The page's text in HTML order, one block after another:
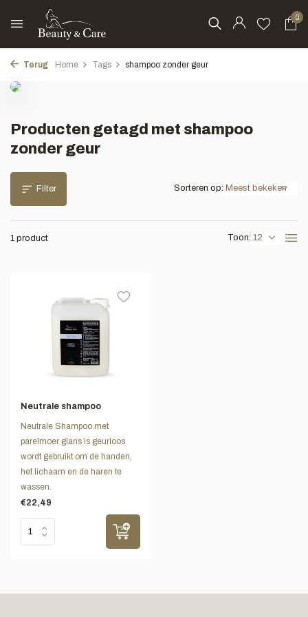
0
Terug Home Tags shampoo zonder geur
Producten getagd met shampoo
zonder geur
Filter
1 product Toon:
Sorteren op:
Neutrale shampoo
Neutrale Shampoo met
parelmoer glans is geurloos
wordt gebruikt om de handen,
het lichaam en de haren te
wassen.
€22,49